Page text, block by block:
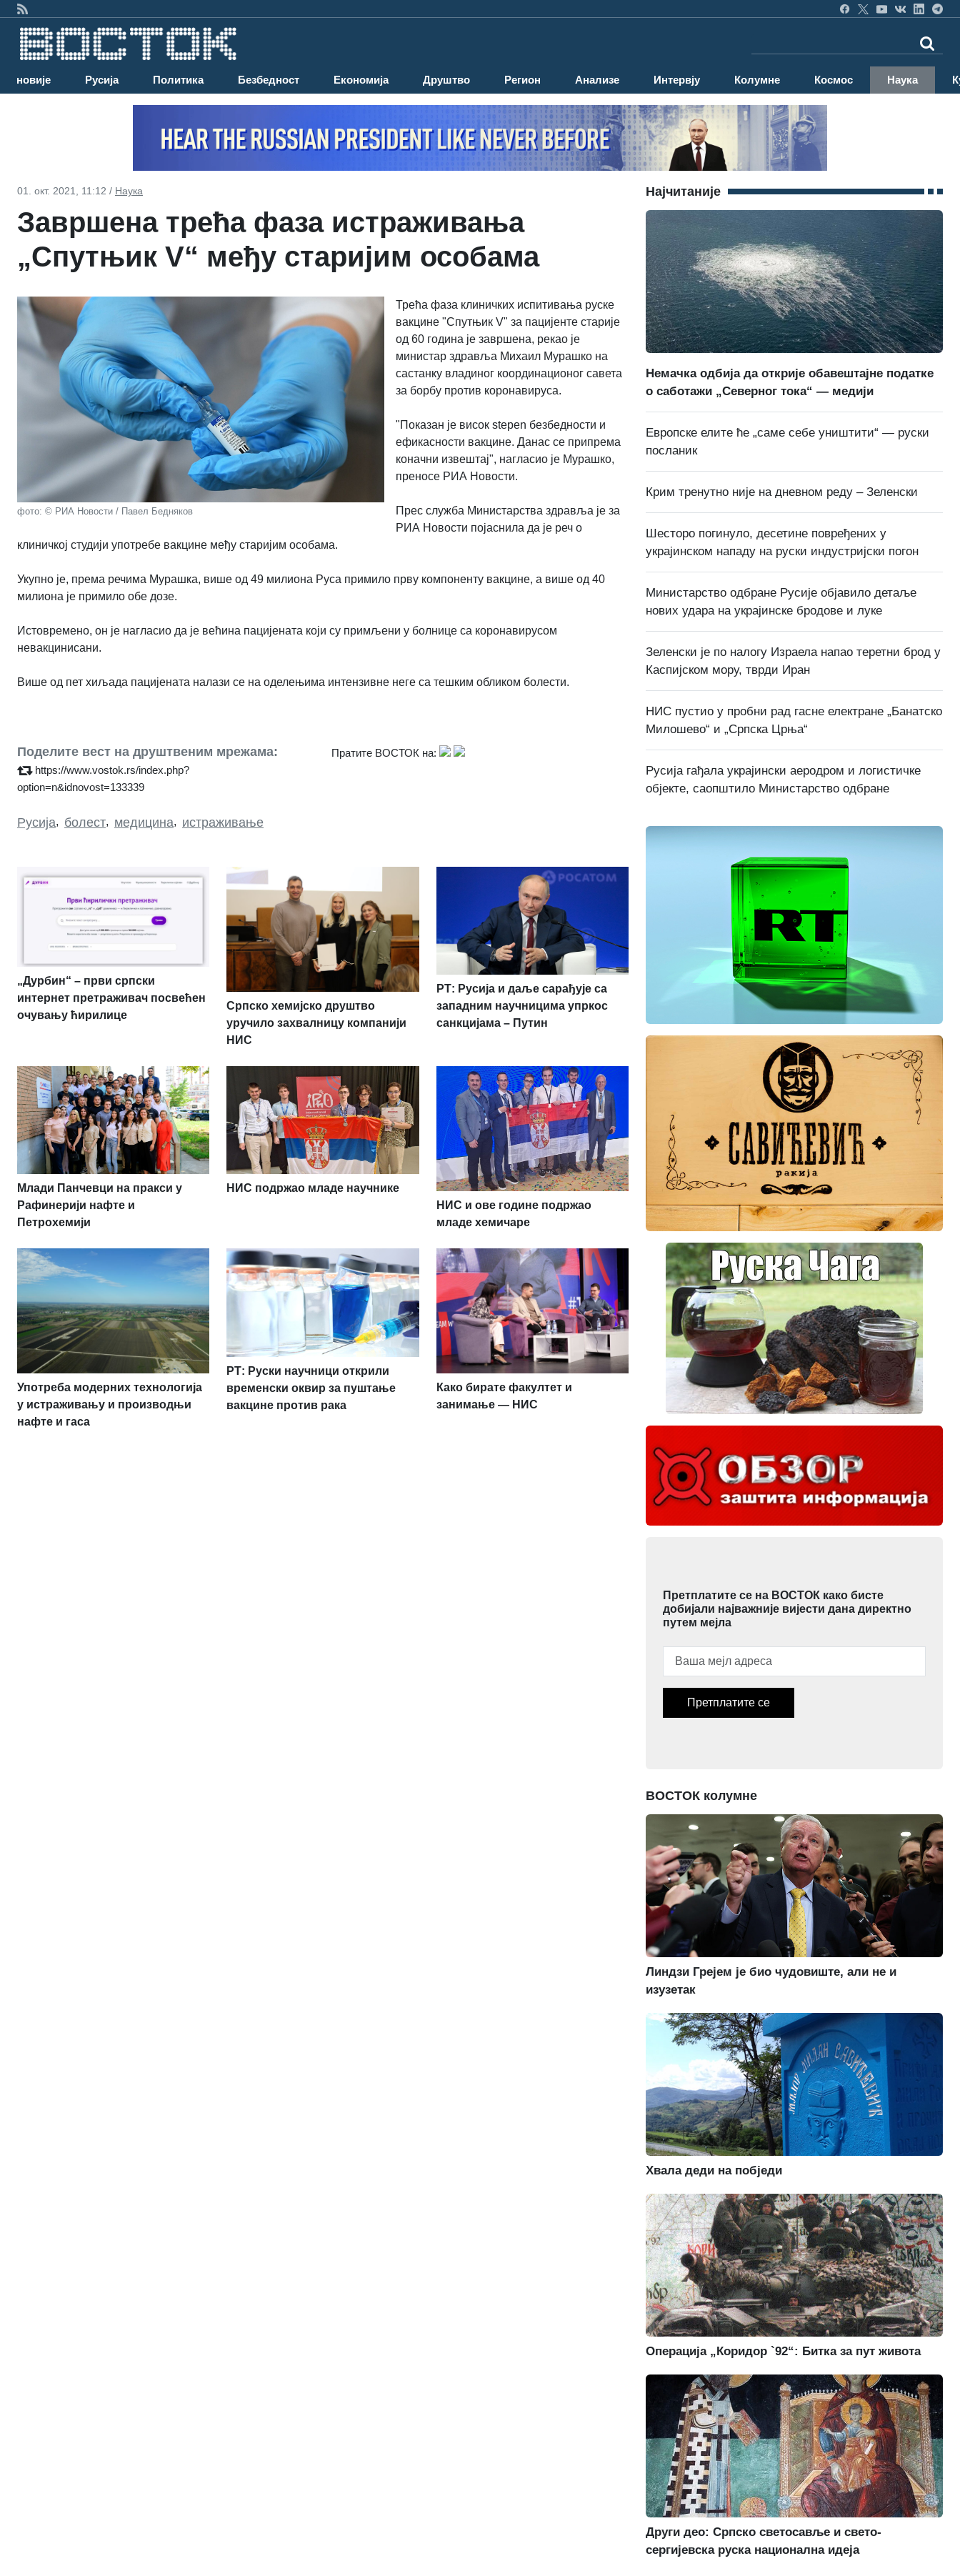
Најновије Русија Политика Безбедност Економија Друштво Регион Анализе Интервју Колумне Космос Наука
01. окт. 2021, 11:12 / Наука
Завршена трећа фаза истраживања
„Спутњик V“ међу старијим особама
фото: © РИА Новости / Павел Бедняков
Трећа фаза клиничких испитивања руске
вакцине "Спутњик V" за пацијенте старије
од 60 година је завршена, рекао је
министар здравља Михаил Мурашко на
састанку владиног координационог савета
за борбу против коронавируса.
"Показан је висок stepen безбедности и
ефикасности вакцине. Данас се припрема
коначни извештај", нагласио је Мурашко,
преносе РИА Новости.
Прес служба Министарства здравља је за
РИА Новости појаснила да је реч о
клиничкој студији употребе вакцине међу старијим особама.
Укупно је, према речима Мурашка, више од 49 милиона Руса примило прву компоненту вакцине, а више од 40
милиона је примило обе дозе.
Истовремено, он је нагласио да је већина пацијената који су примљени у болнице са коронавирусом
невакцинисани.
Више од пет хиљада пацијената налази се на оделењима интензивне неге са тешким обликом болести.
Поделите вест на друштвеним мрежама:
https://www.vostok.rs/index.php?
option=n&idnovost=133339
Пратите ВОСТОК на:
Русија, болест, медицина, истраживање
„Дурбин“ – први српски
интернет претраживач посвећен
очувању ћирилице
Српско хемијско друштво
уручило захвалницу компанији
НИС
РТ: Русија и даље сарађује са
западним научницима упркос
санкцијама – Путин
Млади Панчевци на пракси у
Рафинерији нафте и
Петрохемији
НИС подржао младе научнике
НИС и ове године подржао
младе хемичаре
Употреба модерних технологија
у истраживању и производњи
нафте и гаса
РТ: Руски научници открили
временски оквир за пуштање
вакцине против рака
Како бирате факултет и
занимање — НИС
Најчитаније
Немачка одбија да открије обавештајне податке
о саботажи „Северног тока“ — медији
Европске елите ће „саме себе уништити“ — руски
посланик
Крим тренутно није на дневном реду – Зеленски
Шесторо погинуло, десетине повређених у
украјинском нападу на руски индустријски погон
Министарство одбране Русије објавило детаље
нових удара на украјинске бродове и луке
Зеленски је по налогу Израела напао теретни брод у
Каспијском мору, тврди Иран
НИС пустио у пробни рад гасне електране „Банатско
Милошево“ и „Српска Црња“
Русија гађала украјински аеродром и логистичке
објекте, саопштило Министарство одбране
Претплатите се на ВОСТОК како бисте
добијали најважније вијести дана директно
путем мејла
Претплатите се
ВОСТОК колумне
Линдзи Грејем је био чудовиште, али не и
изузетак
Хвала деди на побједи
Операција „Коридор `92“: Битка за пут живота
Други део: Српско светосавље и свето-
сергијевска руска национална идеја